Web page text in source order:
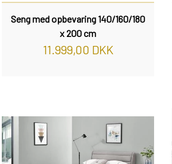
Seng med opbevaring 140/160/180
x 200 cm
11.999,00 DKK